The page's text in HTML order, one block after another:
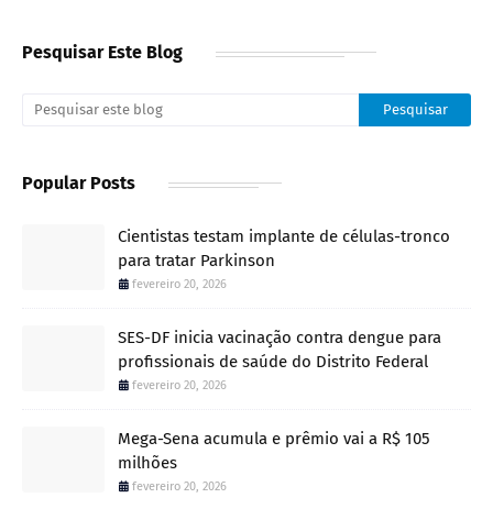
Pesquisar Este Blog
Popular Posts
Cientistas testam implante de células-tronco
para tratar Parkinson
fevereiro 20, 2026
SES-DF inicia vacinação contra dengue para
profissionais de saúde do Distrito Federal
fevereiro 20, 2026
Mega-Sena acumula e prêmio vai a R$ 105
milhões
fevereiro 20, 2026